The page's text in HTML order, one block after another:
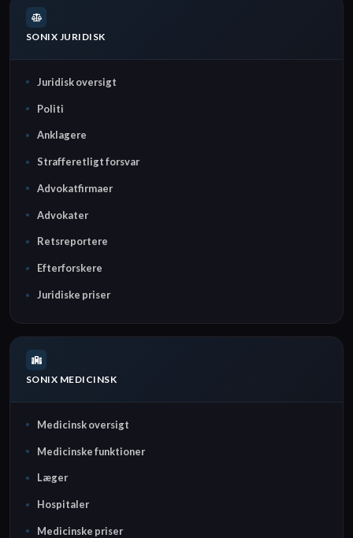
SONIX JURIDISK
Juridisk oversigt
Politi
Anklagere
Strafferetligt forsvar
Advokatfirmaer
Advokater
Retsreportere
Efterforskere
Juridiske priser
SONIX MEDICINSK
Medicinsk oversigt
Medicinske funktioner
Læger
Hospitaler
Medicinske priser